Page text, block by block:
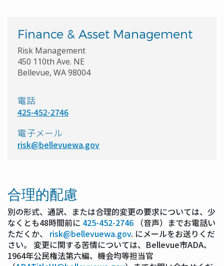
Finance & Asset Management
Risk Management
450 110th Ave. NE
Bellevue, WA 98004
電話
425-452-2746
電子メール
risk@bellevuewa.gov
合理的配慮
別の形式、通訳、または合理的変更の要求については、少
なくとも48時間前に 425-452-2746 （音声）までお電話い
ただくか、 risk@bellevuewa.gov. にメールをお送りくだ
さい。 変更に関する苦情については、Bellevue市ADA、
1964年公民権法第六編、機会均等担当官